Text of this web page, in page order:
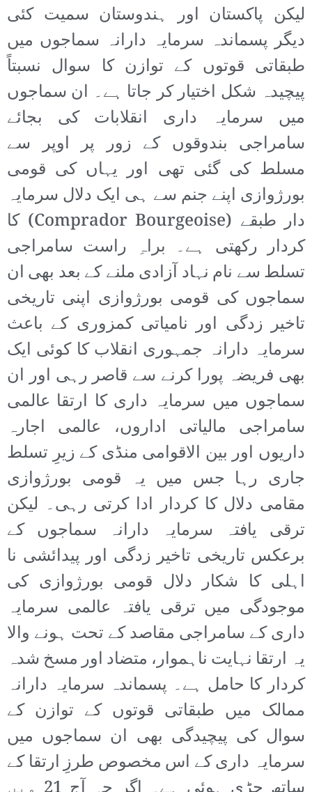
لیکن پاکستان اور ہندوستان سمیت کئی
دیگر پسماندہ سرمایہ دارانہ سماجوں میں
طبقاتی قوتوں کے توازن کا سوال نسبتاً
پیچیدہ شکل اختیار کر جاتا ہے۔ ان سماجوں
میں سرمایہ داری انقلابات کی بجائے
سامراجی بندوقوں کے زور پر اوپر سے
مسلط کی گئی تھی اور یہاں کی قومی
بورژوازی اپنے جنم سے ہی ایک دلال سرمایہ
دار طبقے (Comprador Bourgeoise) کا
کردار رکھتی ہے۔ براہِ راست سامراجی
تسلط سے نام نہاد آزادی ملنے کے بعد بھی ان
سماجوں کی قومی بورژوازی اپنی تاریخی
تاخیر زدگی اور نامیاتی کمزوری کے باعث
سرمایہ دارانہ جمہوری انقلاب کا کوئی ایک
بھی فریضہ پورا کرنے سے قاصر رہی اور ان
سماجوں میں سرمایہ داری کا ارتقا عالمی
سامراجی مالیاتی اداروں، عالمی اجارہ
داریوں اور بین الاقوامی منڈی کے زیرِ تسلط
جاری رہا جس میں یہ قومی بورژوازی
مقامی دلال کا کردار ادا کرتی رہی۔ لیکن
ترقی یافتہ سرمایہ دارانہ سماجوں کے
برعکس تاریخی تاخیر زدگی اور پیدائشی نا
اہلی کا شکار دلال قومی بورژوازی کی
موجودگی میں ترقی یافتہ عالمی سرمایہ
داری کے سامراجی مقاصد کے تحت ہونے والا
یہ ارتقا نہایت ناہموار، متضاد اور مسخ شدہ
کردار کا حامل ہے۔ پسماندہ سرمایہ دارانہ
ممالک میں طبقاتی قوتوں کے توازن کے
سوال کی پیچیدگی بھی ان سماجوں میں
سرمایہ داری کے اس مخصوص طرزِ ارتقا کے